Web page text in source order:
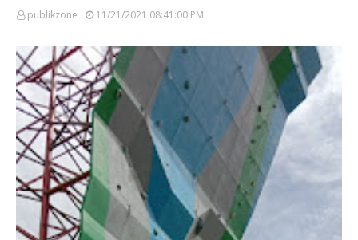
publikzone 11/21/2021 08:41:00 PM